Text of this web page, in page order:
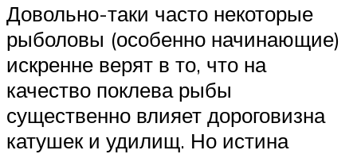
Довольно-таки часто некоторые
рыболовы (особенно начинающие)
искренне верят в то, что на
качество поклева рыбы
существенно влияет дороговизна
катушек и удилищ. Но истина